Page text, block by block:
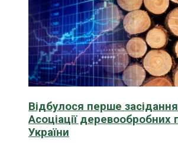
Відбулося перше
Асоціації деревообробних
України